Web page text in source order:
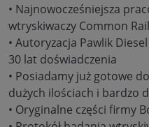
• Najnowocześniejsza
wtryskiwaczy Common
• Autoryzacja Pawlik
30 lat doświadczenia
• Posiadamy już gotowe
dużych ilościach i bardzo
• Oryginalne części firmy